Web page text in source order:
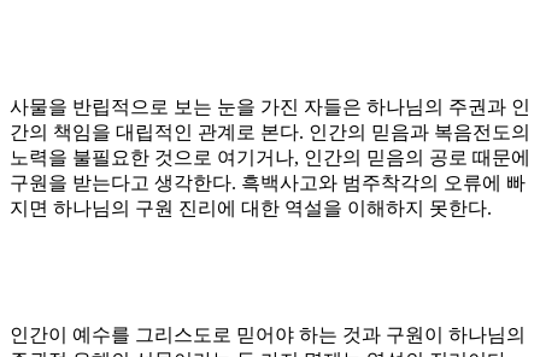
사물을 반립적으로 보는 눈을 가진 자들은 하나님의 주권과 인
간의 책임을 대립적인 관계로 본다. 인간의 믿음과 복음전도의
노력을 불필요한 것으로 여기거나, 인간의 믿음의 공로 때문에
구원을 받는다고 생각한다. 흑백사고와 범주착각의 오류에 빠
지면 하나님의 구원 진리에 대한 역설을 이해하지 못한다.
인간이 예수를 그리스도로 믿어야 하는 것과 구원이 하나님의